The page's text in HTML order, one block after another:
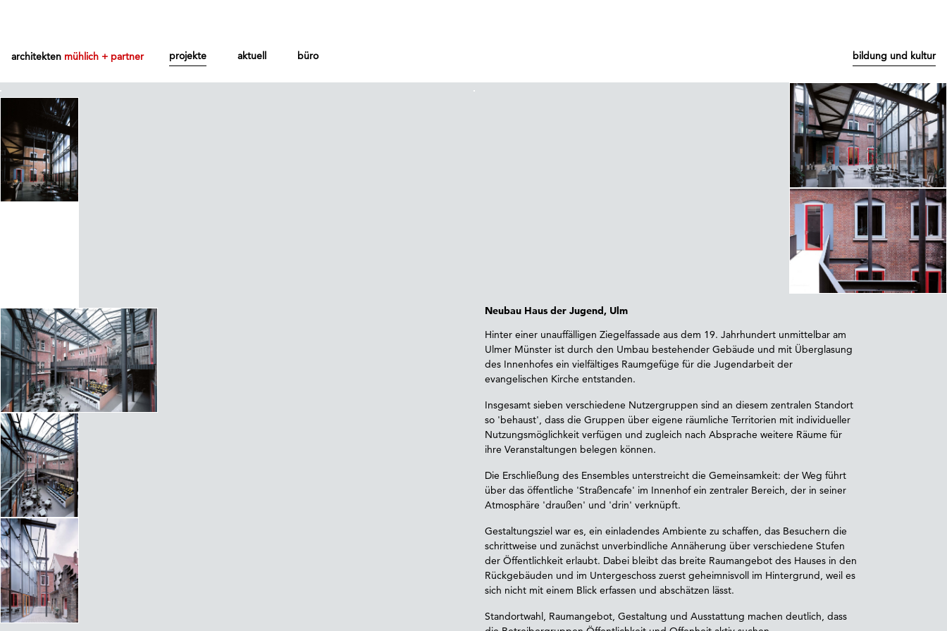
architekten mühlich + partner projekte aktuell büro bildung und kultur
Neubau Haus der Jugend, Ulm
Hinter einer unauffälligen Ziegelfassade aus dem 19. Jahrhundert unmittelbar am
Ulmer Münster ist durch den Umbau bestehender Gebäude und mit Überglasung
des Innenhofes ein vielfältiges Raumgefüge für die Jugendarbeit der
evangelischen Kirche entstanden.
Insgesamt sieben verschiedene Nutzergruppen sind an diesem zentralen Standort
so 'behaust', dass die Gruppen über eigene räumliche Territorien mit individueller
Nutzungsmöglichkeit verfügen und zugleich nach Absprache weitere Räume für
ihre Veranstaltungen belegen können.
Die Erschließung des Ensembles unterstreicht die Gemeinsamkeit: der Weg führt
über das öffentliche 'Straßencafe' im Innenhof ein zentraler Bereich, der in seiner
Atmosphäre 'draußen' und 'drin' verknüpft.
Gestaltungsziel war es, ein einladendes Ambiente zu schaffen, das Besuchern die
schrittweise und zunächst unverbindliche Annäherung über verschiedene Stufen
der Öffentlichkeit erlaubt. Dabei bleibt das breite Raumangebot des Hauses in den
Rückgebäuden und im Untergeschoss zuerst geheimnisvoll im Hintergrund, weil es
sich nicht mit einem Blick erfassen und abschätzen lässt.
Standortwahl, Raumangebot, Gestaltung und Ausstattung machen deutlich, dass